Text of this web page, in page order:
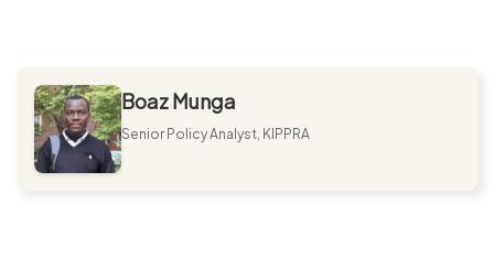
Boaz Munga
Senior Policy Analyst, KIPPRA